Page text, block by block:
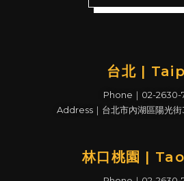
台北 |
Phone｜02-2630-
Address｜台北市內湖區陽光街
林口桃園 |